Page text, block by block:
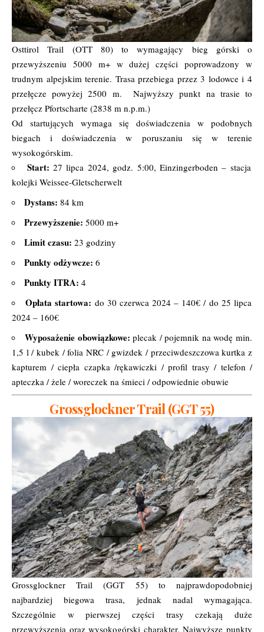
Osttirol Trail (OTT 80) to wymagający bieg górski o
przewyższeniu 5000 m+ w dużej części poprowadzony w
trudnym alpejskim terenie. Trasa przebiega przez 3 lodowce i 4
przełęcze powyżej 2500 m.
Najwyższy punkt na trasie to
przełęcz Pfortscharte (2838 m n.p.m.)
Od startujących wymaga się doświadczenia w podobnych
biegach i doświadczenia w poruszaniu się w terenie
wysokogórskim.
Start: 27 lipca 2024, godz. 5:00, Einzingerboden – stacja
kolejki Weissee-Gletscherwelt
Dystans: 84 km
Przewyższenie: 5000 m+
Limit czasu: 23 godziny
Punkty odżywcze: 6
Punkty ITRA: 4
Opłata startowa: do 30 czerwca 2024 – 140€ / do 25 lipca
2024 – 160€
Wyposażenie obowiązkowe: plecak / pojemnik na wodę min.
1,5 l / kubek / folia NRC / gwizdek / przeciwdeszczowa kurtka z
kapturem / ciepła czapka /rękawiczki / profil trasy / telefon /
apteczka / żele / woreczek na śmieci / odpowiednie obuwie
Grossglockner Trail (GGT 55)
Grossglockner Trail (GGT 55) to najprawdopodobniej
najbardziej biegowa trasa, jednak nadal wymagająca.
Szczególnie w pierwszej części trasy czekają duże
przewyższenia oraz wysokogórski charakter. Najwyższe punkty